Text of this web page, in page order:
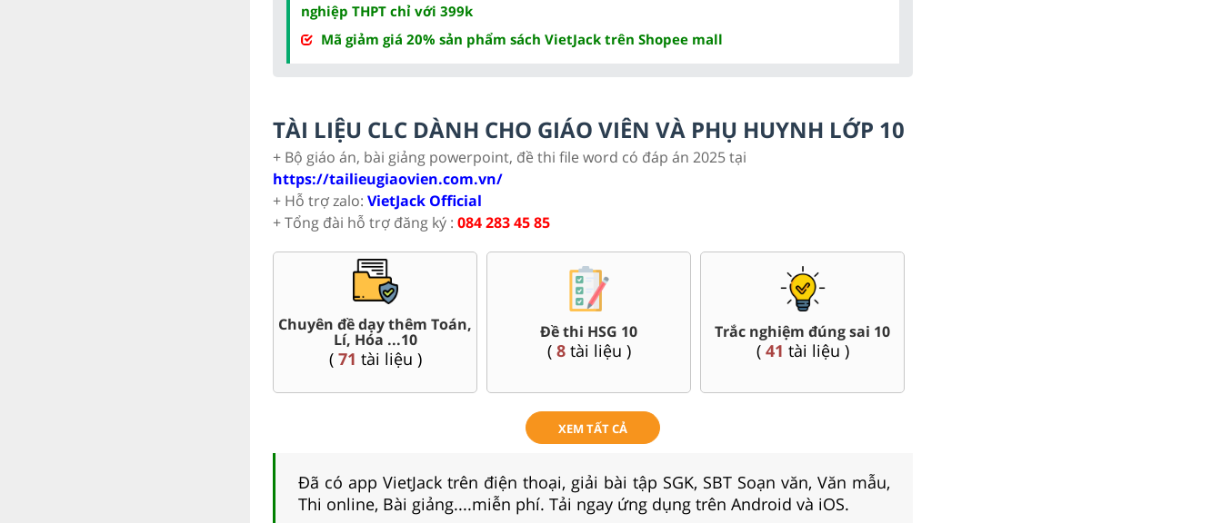
nghiệp THPT chỉ với 399k
Mã giảm giá 20% sản phẩm sách VietJack trên Shopee mall
TÀI LIỆU CLC DÀNH CHO GIÁO VIÊN VÀ PHỤ HUYNH LỚP 10
+ Bộ giáo án, bài giảng powerpoint, đề thi file word có đáp án 2025 tại
https://tailieugiaovien.com.vn/
+ Hỗ trợ zalo: VietJack Official
+ Tổng đài hỗ trợ đăng ký : 084 283 45 85
Trắc nghiệm đúng sai 10
tài liệu )
Đề thi giữa kì, cuối kì 10
tài liệu )
Bài giảng Powerpoint Văn,
Sử, Địa 10....
tài liệu )
Giáo án word 10
XEM TẤT CẢ
Đã có app VietJack trên điện thoại, giải bài tập SGK, SBT Soạn văn, Văn mẫu,
Thi online, Bài giảng....miễn phí. Tải ngay ứng dụng trên Android và iOS.